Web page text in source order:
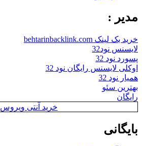
مدیر :
خرید بک لینک behtarinbacklink.com
لایسنس نود32
پسورد نود 32
اوکلی لایسنس رایگان نود 32
همیار نود 32
بهترین سئو
رایگان
خرید آنتی ویروس
بایگانی